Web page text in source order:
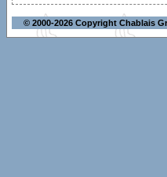
© 2000-2026 Copyright Chablais